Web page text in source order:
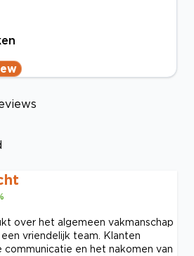
over het algemeen vakmanschap
vriendelijk team. Klanten
communicatie en het nakomen van